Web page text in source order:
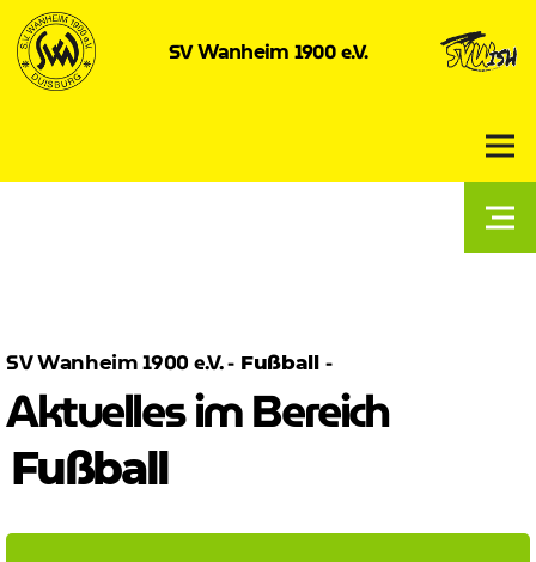
SVWanheim 1900 e.V.
SVWanheim 1900 e.V. - Fußball -
Aktuelles im Bereich
Fußball